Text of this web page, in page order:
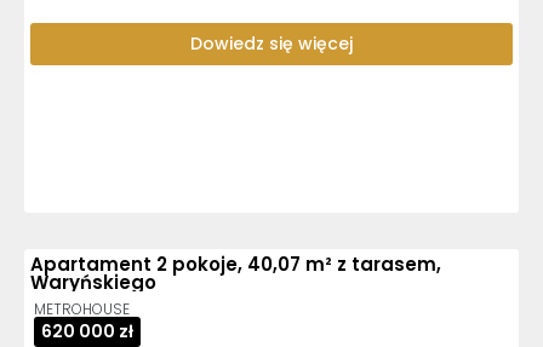
Dowiedz się więcej
Apartament 2 pokoje, 40,07 m² z tarasem,
Waryńskiego
METROHOUSE
620 000 zł